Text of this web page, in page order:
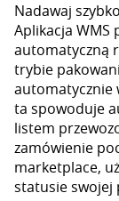
Nadawaj
Aplikacja WMS
automatyczną
trybie
automatycznie
ta spowoduje
listem
zamówienie
marketplace,
statusie swojej